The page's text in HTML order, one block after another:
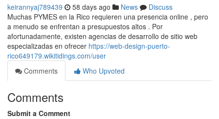
keirannyaj789439 58 days ago News
Discuss
Muchas PYMES en la Rico requieren una presencia online , pero
a menudo se enfrentan a presupuestos altos . Por
afortunadamente, existen agencias de desarrollo de sitio web
especializadas en ofrecer https://web-design-puerto-
rico649179.wikitidings.com/user
Comments
Who Upvoted
Comments
Submit a Comment